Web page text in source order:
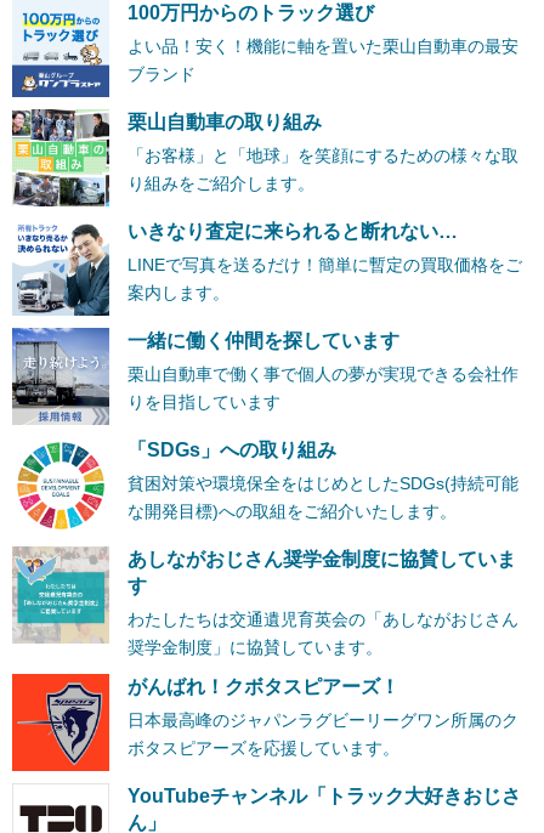
100万円からのトラック選び
よい品！安く！機能に軸を置いた栗山自動車の最安
ブランド
栗山自動車の取り組み
「お客様」と「地球」を笑顔にするための様々な取
り組みをご紹介します。
いきなり査定に来られると断れない…
LINEで写真を送るだけ！簡単に暫定の買取価格をご
案内します。
一緒に働く仲間を探しています
栗山自動車で働く事で個人の夢が実現できる会社作
りを目指しています
「SDGs」への取り組み
貧困対策や環境保全をはじめとしたSDGs(持続可能
な開発目標)への取組をご紹介いたします。
あしながおじさん奨学金制度に協賛していま
す
わたしたちは交通遺児育英会の「あしながおじさん
奨学金制度」に協賛しています。
がんばれ！クボタスピアーズ！
日本最高峰のジャパンラグビーリーグワン所属のク
ボタスピアーズを応援しています。
YouTubeチャンネル「トラック大好きおじさ
ん」